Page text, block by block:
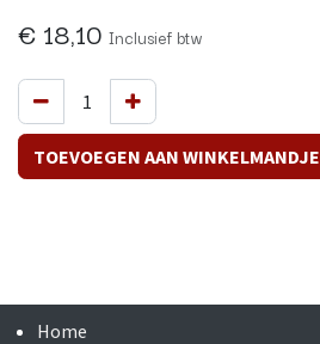
€ 18,10 Inclusief btw
TOEVOEGEN AAN WINKELMANDJE
Home